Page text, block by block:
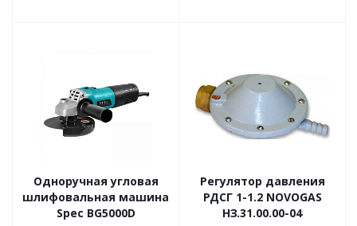
Одноручная угловая
шлифовальная машина
Spec BG5000D
Регулятор давления
РДСГ 1-1.2 NOVOGAS
НЗ.31.00.00-04